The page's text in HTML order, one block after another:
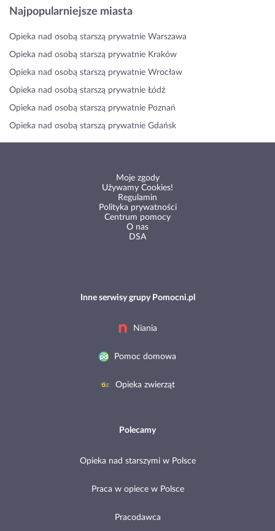
Najpopularniejsze miasta
Opieka nad osobą starszą prywatnie Warszawa
Opieka nad osobą starszą prywatnie Kraków
Opieka nad osobą starszą prywatnie Wrocław
Opieka nad osobą starszą prywatnie Łódź
Opieka nad osobą starszą prywatnie Poznań
Opieka nad osobą starszą prywatnie Gdańsk
Moje zgody
Używamy Cookies!
Regulamin
Polityka prywatności
Centrum pomocy
O nas
DSA
Inne serwisy grupy Pomocni.pl
Niania
Pomoc domowa
Opieka zwierząt
Polecamy
Opieka nad starszymi w Polsce
Praca w opiece w Polsce
Pracodawca